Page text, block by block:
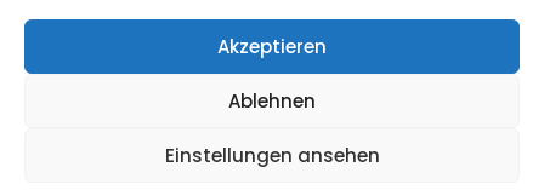
Akzeptieren
Ablehnen
Einstellungen ansehen